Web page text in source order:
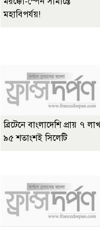
মহাবিপর্যয়!
ব্রিটেনে বাংলাদেশি প্রায় ৭ লাখ
৯৫ শতাংশই সিলেটি